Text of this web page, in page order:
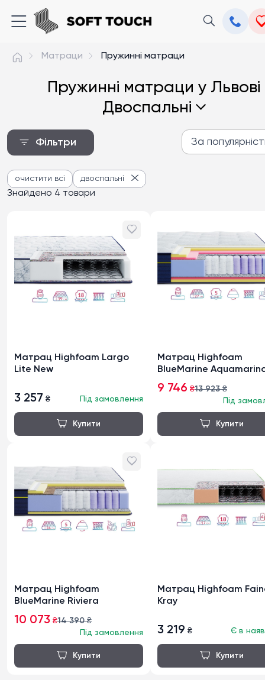
Матраци Пружинні матраци
Пружинні матраци у Львові
Двоспальні
Фільтри За
Знайдено 4 товари
очистити всі двоспальні
Матрац Highfoam Largo
Lite New
3 257 ₴ Під замовлення
Матрац Highfoam
BlueMarine
9 746 ₴13 923₴
Під
Матрац Highfoam
BlueMarine Riviera
10 073 ₴14 390₴
Під замовлення
Матрац Highfoam
Kray
3 219 ₴ Є в